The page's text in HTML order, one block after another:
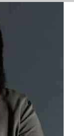
Cette
des framboises,
Chandelles:
envoûte grâce
débordant de
la brise des beaux
loup:Le confort de